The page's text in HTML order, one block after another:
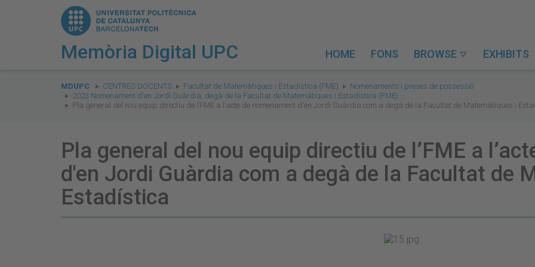
Memòria Digital UPC HOME FONS BROWSE  EXHIBITS
are
here:
MDUPC CENTRES DOCENTS Facultat de Matemàtiques i Estadística (FME)
Nomenaments i preses de possessió
2023 Nomenament d'en Jordi Guàrdia, degà de la Facultat de Matemàtiques i Estadística (FME)
Pla general del nou equip directiu de l’FME a l’acte de nomenament d'en Jordi Guàrdia com a degà de la Facultat de Matemàtiques i
Pla general del nou equip directiu de l’FME a
d'en Jordi Guàrdia com a degà de la Facultat de
Estadística